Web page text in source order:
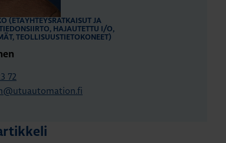
(ETÄYHTEYSRATKAISUT JA
HAJAUTETTU I/O,
TEOLLISUUSTIETOKONEET)
72